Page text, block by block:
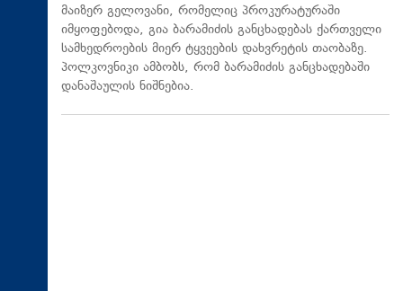
მაიზერ გელოვანი, რომელიც პროკურატურაში
იმყოფებოდა, გია ბარამიძის განცხადებას ქართველი
სამხედროების მიერ ტყვეების დახვრეტის თაობაზე.
პოლკოვნიკი ამბობს, რომ ბარამიძის განცხადებაში
დანაშაულის ნიშნებია.